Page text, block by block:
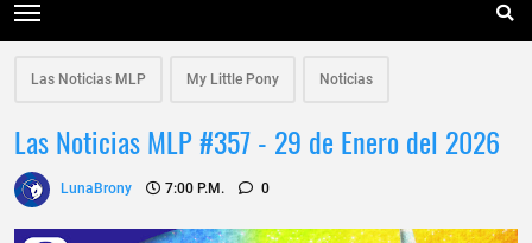
Las Noticias MLP My Little Pony Noticias
Las Noticias MLP #357 - 29 de Enero del 2026
LunaBrony 7:00 P.m. 0